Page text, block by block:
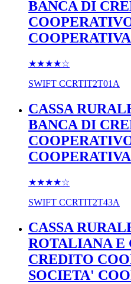
BANCA DI
COOPERATIVA
★★★★☆
SWIFT CCRTIT2T01A
CASSA
BANCA DI
COOPERATIVA
★★★★☆
SWIFT CCRTIT2T43A
CASSA
ROTALIANA E
CREDITO
SOCIETA'